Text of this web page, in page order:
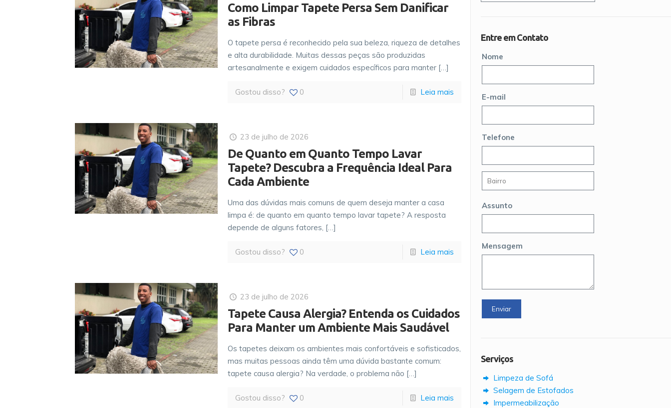
Como Limpar Tapete Persa Sem Danificar
as Fibras
O tapete persa é reconhecido pela sua beleza, riqueza de detalhes
e alta durabilidade. Muitas dessas peças são produzidas
artesanalmente e exigem cuidados específicos para manter […]
Gostou disso? 0 Leia mais
23 de julho de 2026
De Quanto em Quanto Tempo Lavar
Tapete? Descubra a Frequência Ideal Para
Cada Ambiente
Uma das dúvidas mais comuns de quem deseja manter a casa
limpa é: de quanto em quanto tempo lavar tapete? A resposta
depende de alguns fatores, […]
Gostou disso? 0 Leia mais
23 de julho de 2026
Tapete Causa Alergia? Entenda os Cuidados
Para Manter um Ambiente Mais Saudável
Os tapetes deixam os ambientes mais confortáveis e sofisticados,
mas muitas pessoas ainda têm uma dúvida bastante comum:
tapete causa alergia? Na verdade, o problema não […]
Gostou disso? 0 Leia mais
Entre em Contato
Nome
E-mail
Telefone
Assunto
Mensagem
Serviços
Limpeza de Sofá
Selagem de Estofados
Impermeabilização